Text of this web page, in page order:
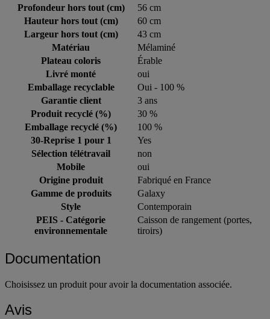
Profondeur hors tout (cm)
56 cm
Hauteur hors tout (cm)
60 cm
Largeur hors tout (cm)
43 cm
Matériau
Mélaminé
Plateau coloris
Érable
Livré monté
oui
Emballage recyclable
Oui - 100 %
Garantie client
3 ans
Produit recyclé (%)
30 %
Emballage recyclé (%)
100 %
30-Reprise 1 pour 1
Yes
Sélection télétravail
non
Mobile
oui
Origine produit
Fabriqué en France
Gamme de produits
Galaxy
Style
Contemporain
PEIS - Catégorie
environnementale
Caisson de rangement (portes,
tiroirs)
Documentation
Choisissez un produit pour avoir la documentation associée.
Avis